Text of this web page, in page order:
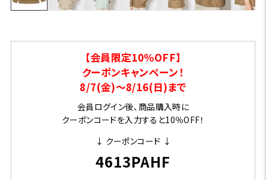
【会員限定10％OFF】
クーポンキャンペーン！
8/7(金)～8/16(日)まで
会員ログイン後、商品購入時に
クーポンコードを入力すると10％OFF！
↓ クーポンコード ↓
4613PAHF